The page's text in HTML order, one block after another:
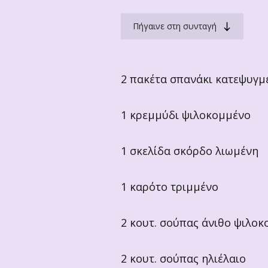
Πήγαινε στη συνταγή
2 πακέτα σπανάκι
1 κρεμμύδι ψιλοκομμένο
1 σκελίδα σκόρδο λιωμένη
1 καρότο τριμμένο
2 κουτ. σούπας άνιθο
2 κουτ. σούπας ηλιέλαιο